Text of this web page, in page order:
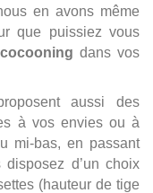
en avons même
que puissiez vous
dans vos
aussi des
à vos envies ou à
mi-bas, en passant
d’un choix
(hauteur de tige